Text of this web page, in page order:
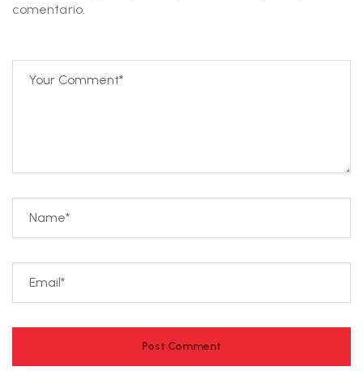
comentario.